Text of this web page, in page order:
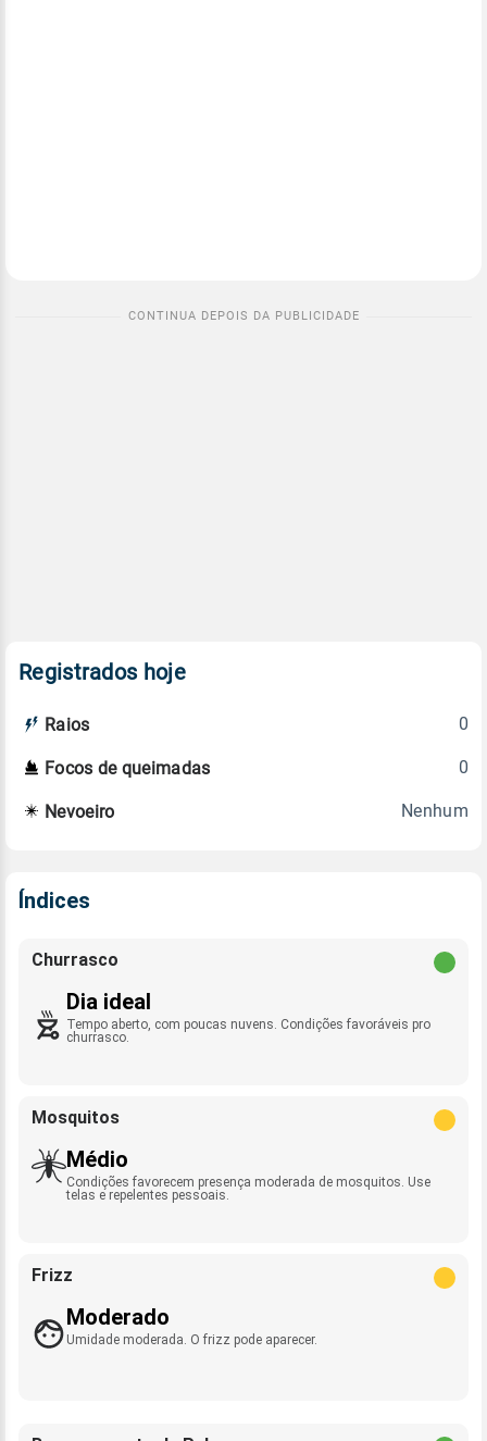
Registrados hoje
Raios 0
Focos de queimadas 0
Nevoeiro Nenhum
Índices
Churrasco
Dia ideal
Tempo aberto, com poucas nuvens. Condições favoráveis pro
churrasco.
Mosquitos
Médio
Condições favorecem presença moderada de mosquitos. Use
telas e repelentes pessoais.
Frizz
Moderado
Umidade moderada. O frizz pode aparecer.